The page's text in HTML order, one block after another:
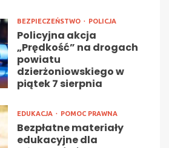
BEZPIECZEŃSTWO POLICJA
Policyjna akcja
„Prędkość” na drogach
powiatu
dzierżoniowskiego w
piątek 7 sierpnia
EDUKACJA POMOC PRAWNA
Bezpłatne materiały
edukacyjne dla